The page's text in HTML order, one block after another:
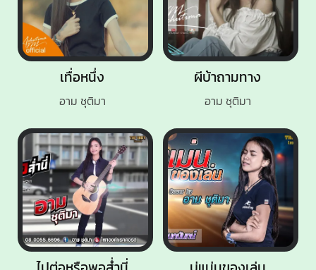
เทื่อหนึ่ง
อาม ชุติมา
ผีบ้าถามทาง
อาม ชุติมา